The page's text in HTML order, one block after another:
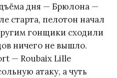
дня — Брюлона —
старта, пелотон начал
гонщики сходили
ничего не вышло.
— Roubaix Lille
атаку, а чуть